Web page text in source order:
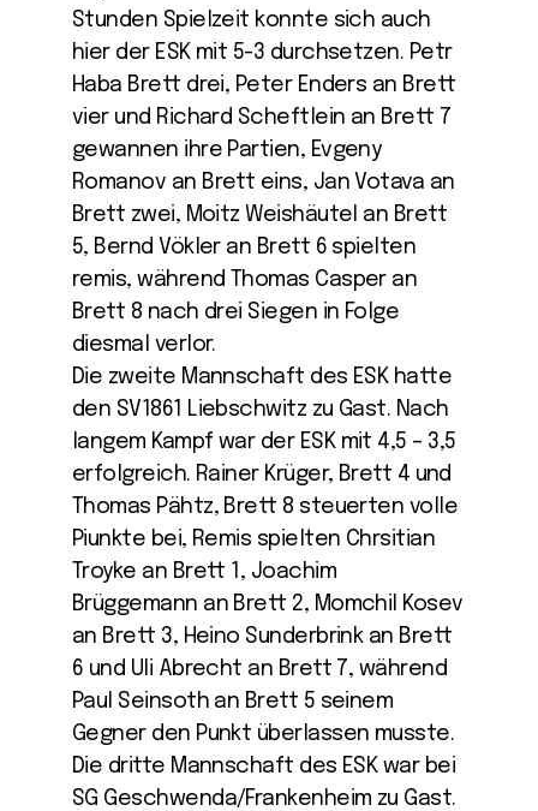
Stunden Spielzeit konnte sich auch
hier der ESK mit 5-3 durchsetzen. Petr
Haba Brett drei, Peter Enders an Brett
vier und Richard Scheftlein an Brett 7
gewannen ihre Partien, Evgeny
Romanov an Brett eins, Jan Votava an
Brett zwei, Moitz Weishäutel an Brett
5, Bernd Vökler an Brett 6 spielten
remis, während Thomas Casper an
Brett 8 nach drei Siegen in Folge
diesmal verlor.
Die zweite Mannschaft des ESK hatte
den SV1861 Liebschwitz zu Gast. Nach
langem Kampf war der ESK mit 4,5 – 3,5
erfolgreich. Rainer Krüger, Brett 4 und
Thomas Pähtz, Brett 8 steuerten volle
Piunkte bei, Remis spielten Chrsitian
Troyke an Brett 1, Joachim
Brüggemann an Brett 2, Momchil Kosev
an Brett 3, Heino Sunderbrink an Brett
6 und Uli Abrecht an Brett 7, während
Paul Seinsoth an Brett 5 seinem
Gegner den Punkt überlassen musste.
Die dritte Mannschaft des ESK war bei
SG Geschwenda/Frankenheim zu Gast.